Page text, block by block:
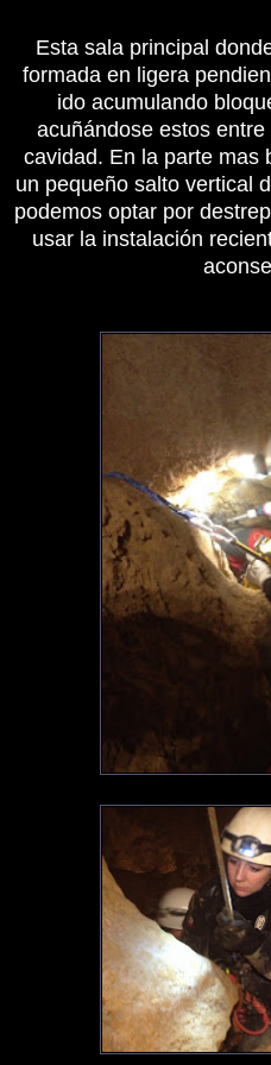
Esta sala principal
formada en ligera
ido acumulando
acuñándose estos
cavidad. En la parte mas
un pequeño salto vertical
podemos optar por
usar la instalación